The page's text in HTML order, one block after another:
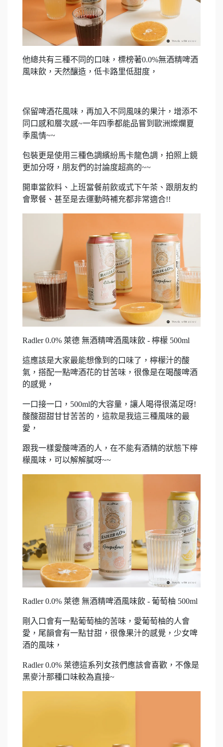
他總共有三種不同的口味，標榜著0.0%無酒精啤酒
風味飲，天然釀造，低卡路里低甜度，
保留啤酒花風味，再加入不同風味的果汁，增添不
同口感和層次感~一年四季都能品嘗到歐洲燦爛夏
季風情~~
包裝更是使用三種色調繽紛馬卡龍色調，拍照上鏡
更加分呀，朋友們的討論度超高的~~
開車當飲料、上班當餐前飲或式下午茶、跟朋友約
會聚餐、甚至是去運動時補充都非常適合!!
Radler 0.0% 萊德 無酒精啤酒風味飲 - 檸檬 500ml
這應該是大家最能想像到的口味了，檸檬汁的酸
氣，搭配一點啤酒花的甘苦味，很像是在喝酸啤酒
的感覺，
一口接一口，500ml的大容量，讓人喝得很滿足呀!
酸酸甜甜甘甘苦苦的，這款是我這三種風味的最
愛，
跟我一樣愛酸啤酒的人，在不能有酒精的狀態下檸
檬風味，可以解解膩呀~~
Radler 0.0% 萊德 無酒精啤酒風味飲 - 葡萄柚 500ml
剛入口會有一點葡萄柚的苦味，愛葡萄柚的人會
愛，尾韻會有一點甘甜，很像果汁的感覺，少女啤
酒的風味，
Radler 0.0% 萊德這系列女孩們應該會喜歡，不像是
黑麥汁那種口味較為直接~